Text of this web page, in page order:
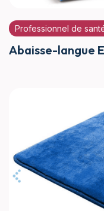
Professionnel de
Abaisse-langue